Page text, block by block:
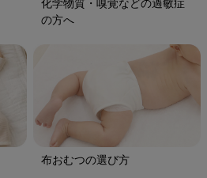
化学物質・嗅覚などの過敏症
の方へ
布おむつの選び方